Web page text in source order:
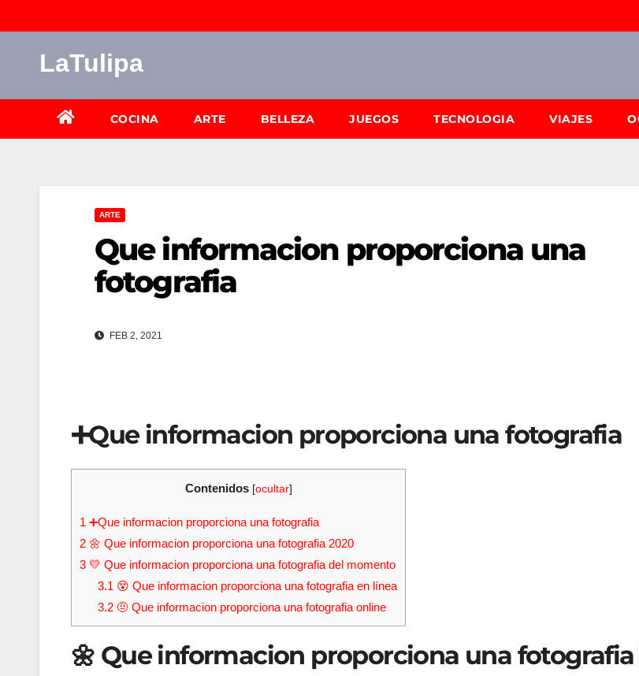
al
contenidoLaTulipa
COCINA ARTE BELLEZA JUEGOS TECNOLOGIA VIAJES
ARTE
Que informacion proporciona una
fotografia
FEB 2, 2021
➕Que informacion proporciona una fotografia
Contenidos [ocultar]
1 ➕Que informacion proporciona una fotografia
2 🌼 Que informacion proporciona una fotografia 2020
3 💛 Que informacion proporciona una fotografia del momento
3.1 😵 Que informacion proporciona una fotografia en línea
3.2🤨 Que informacion proporciona una fotografia online
🌼 Que informacion proporciona una fotografia